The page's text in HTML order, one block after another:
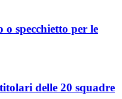
specchietto per le
delle 20 squadre